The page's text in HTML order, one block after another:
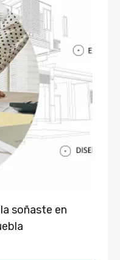
soñaste en